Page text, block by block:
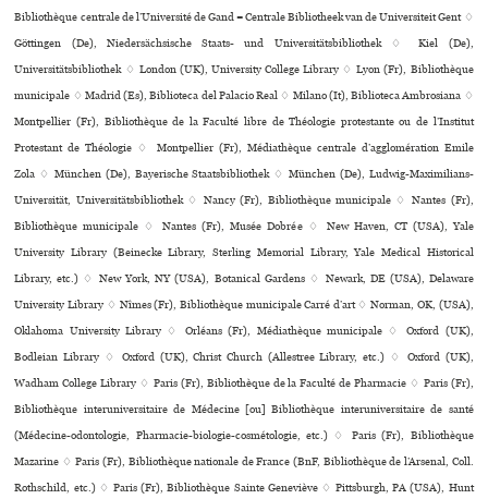
Bibliothèque centrale de l’Université de Gand = Centrale Bibliotheek van de Universiteit Gent ♢
Göttingen (De), Niedersächsische Staats- und Universitätsbibliothek ♢ Kiel (De),
Universitätsbibliothek ♢ London (UK), University College Library ♢ Lyon (Fr), Bibliothèque
muni­ci­pale ♢ Madrid (Es), Biblioteca del Palacio Real ♢ Milano (It), Biblioteca Ambrosiana ♢
Montpellier (Fr), Bibliothèque de la Faculté libre de Théologie pro­tes­tante ou de l’Institut
Protestant de Théologie ♢ Montpellier (Fr), Médiathèque cen­trale d’agglo­mé­ra­tion Emile
Zola ♢ München (De), Bayerische Staatsbibliothek ♢ München (De), Ludwig-Maximilians-
Universität, Universitätsbibliothek ♢ Nancy (Fr), Bibliothèque muni­ci­pale ♢ Nantes (Fr),
Bibliothèque muni­ci­pale ♢ Nantes (Fr), Musée Dobrée ♢ New Haven, CT (USA), Yale
University Library (Beinecke Library, Sterling Memorial Library, Yale Medical Historical
Library, etc.) ♢ New York, NY (USA), Botanical Gardens ♢ Newark, DE (USA), Delaware
University Library ♢ Nîmes (Fr), Bibliothèque muni­ci­pale Carré d’art ♢ Norman, OK, (USA),
Oklahoma University Library ♢ Orléans (Fr), Médiathèque muni­ci­pale ♢ Oxford (UK),
Bodleian Library ♢ Oxford (UK), Christ Church (Allestree Library, etc.) ♢ Oxford (UK),
Wadham College Library ♢ Paris (Fr), Bibliothèque de la Faculté de Pharmacie ♢ Paris (Fr),
Bibliothèque inte­ru­ni­ver­si­taire de Médecine [ou] Bibliothèque inte­ru­ni­ver­si­taire de santé
(Médecine-odon­to­lo­gie, Pharmacie-bio­lo­gie-cos­mé­to­lo­gie, etc.) ♢ Paris (Fr), Bibliothèque
Mazarine ♢ Paris (Fr), Bibliothèque nationale de France (BnF, Bibliothèque de l’Arsenal, Coll.
Rothschild, etc.) ♢ Paris (Fr), Bibliothèque Sainte Geneviève ♢ Pittsburgh, PA (USA), Hunt